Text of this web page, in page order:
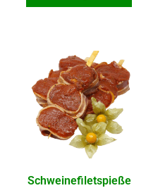
Schweinefiletspieße